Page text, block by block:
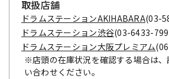
取扱店舗
ドラムステーションAKIHABARA(03-
ドラムステーション渋谷(03-6433-
ドラムステーション大阪プレミアム
※店頭の在庫状況を確認する場合は
い合わせください。